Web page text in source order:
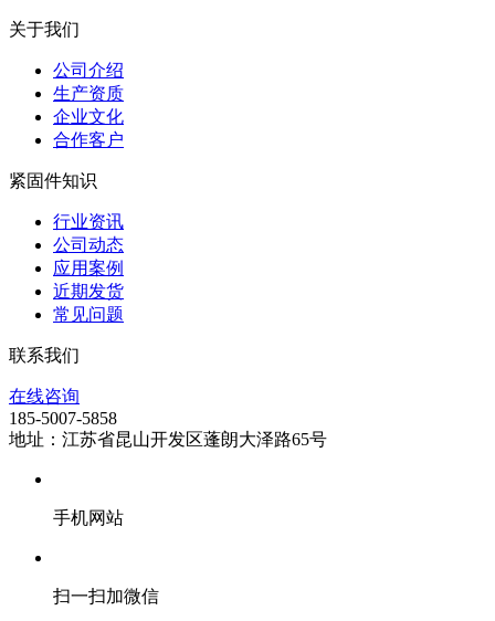
关于我们
公司介绍
生产资质
企业文化
合作客户
紧固件知识
行业资讯
公司动态
应用案例
近期发货
常见问题
联系我们
在线咨询
185-5007-5858
地址：江苏省昆山开发区蓬朗大泽路65号
手机网站
扫一扫加微信